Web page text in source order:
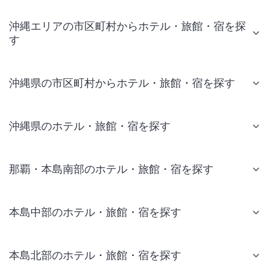
沖縄エリアの市区町村からホテル・旅館・宿を探
す
沖縄県の市区町村からホテル・旅館・宿を探す
沖縄県のホテル・旅館・宿を探す
那覇・本島南部のホテル・旅館・宿を探す
本島中部のホテル・旅館・宿を探す
本島北部のホテル・旅館・宿を探す